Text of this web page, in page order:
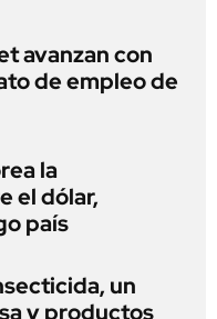
avanzan con
de empleo de
la
el dólar,
país
un
y productos